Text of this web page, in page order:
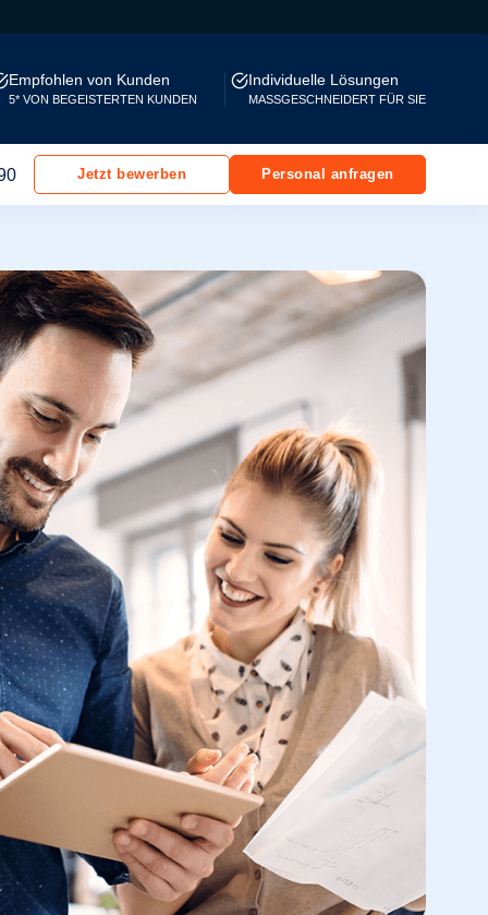
Empfohlen von Kunden
5* VON BEGEISTERTEN KUNDEN
Individuelle Lösungen
MASSGESCHNEIDERT FÜR SIE
Jetzt bewerben Personal anfragen